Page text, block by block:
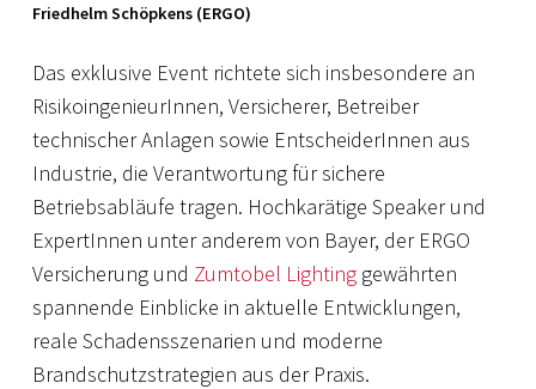
Friedhelm Schöpkens (ERGO)
Das exklusive Event richtete sich insbesondere an
RisikoingenieurInnen, Versicherer, Betreiber
technischer Anlagen sowie EntscheiderInnen aus
Industrie, die Verantwortung für sichere
Betriebsabläufe tragen. Hochkarätige Speaker und
ExpertInnen unter anderem von Bayer, der ERGO
Versicherung und Zumtobel Lighting gewährten
spannende Einblicke in aktuelle Entwicklungen,
reale Schadensszenarien und moderne
Brandschutzstrategien aus der Praxis.